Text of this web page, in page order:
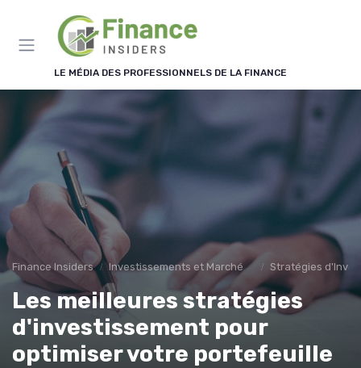
LE MÉDIA DES PROFESSIONNELS DE LA FINANCE
Finance Insiders Investissements et Marchés Financiers Stratégies
Les meilleures stratégies
d'investissement pour
optimiser votre portefeuille